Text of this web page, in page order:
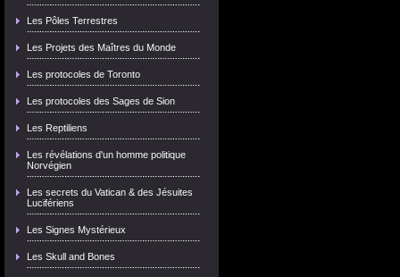
Les Pôles Terrestres
Les Projets des Maîtres du Monde
Les protocoles de Toronto
Les protocoles des Sages de Sion
Les Reptiliens
Les révélations d'un homme politique
Norvégien
Les secrets du Vatican & des Jésuites
Lucifériens
Les Signes Mystérieux
Les Skull and Bones